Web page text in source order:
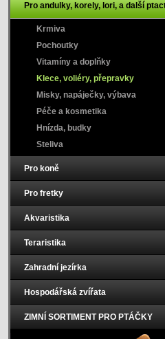
Pro andulky, korely, lori, a další
Krmiva
Pochoutky
Vitamíny a doplňky
Klece, voliéry, přepravky
Misky, napáječky, výbava
Péče a kosmetika
Hnízda, budky
Steliva
Pro koně
Pro fretky
Akvaristika
Teraristika
Zahradní jezírka
Hospodářská zvířata
ZIMNÍ SORTIMENT PRO PTÁČKY